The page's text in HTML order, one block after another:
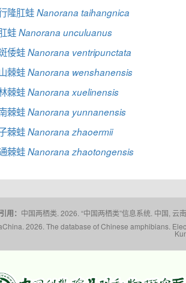
隆肛蛙Nanorana taihangnica
蛙Nanorana unculuanus
倭蛙Nanorana ventripunctata
棘蛙Nanorana wenshanensis
棘蛙Nanorana xuelinensis
棘蛙Nanorana yunnanensis
棘蛙Nanorana zhaoermii
棘蛙Nanorana zhaotongensis
引用： 中国两栖类. 2026. “中国两栖类”信息系统. 中国,
2026. The database of Chinese amphibians.